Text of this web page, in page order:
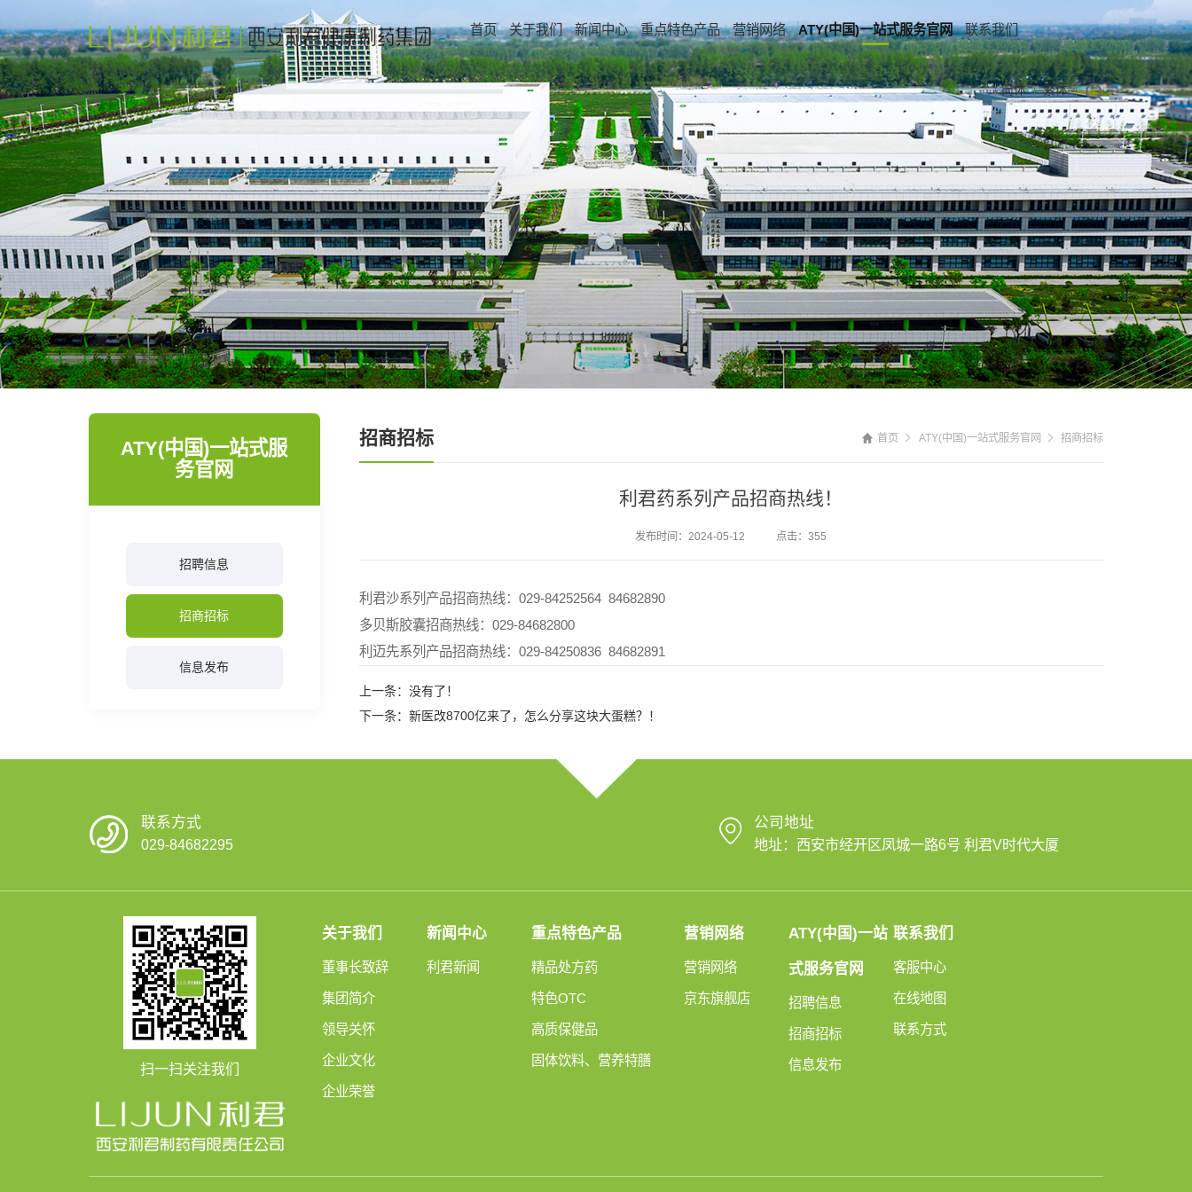
首页 关于我们 新闻中心 重点特色产品 营销网络 ATY(中国)一站式服务官网 联系我们
简体 繁体
ATY(中国)一站式服
务官网
招聘信息
招商招标
信息发布
招商招标 首页 ATY(中国)一站式服务官网 招商招标
利君药系列产品招商热线！
发布时间：2024-05-12 点击：355
利君沙系列产品招商热线：029-84252564 84682890
多贝斯胶囊招商热线：029-84682800
利迈先系列产品招商热线：029-84250836 84682891
上一条： 没有了！
下一条： 新医改8700亿来了，怎么分享这块大蛋糕？！
联系方式
029-84682295
公司地址
地址：西安市经开区凤城一路6号 利君V时代大厦
扫一扫关注我们
关于我们
董事长致辞
集团简介
领导关怀
企业文化
企业荣誉
新闻中心
利君新闻
重点特色产品
精品处方药
特色OTC
高质保健品
固体饮料、营养特膳
营销网络
营销网络
京东旗舰店
ATY(中国)一站
式服务官网
招聘信息
招商招标
信息发布
联系我们
客服中心
在线地图
联系方式